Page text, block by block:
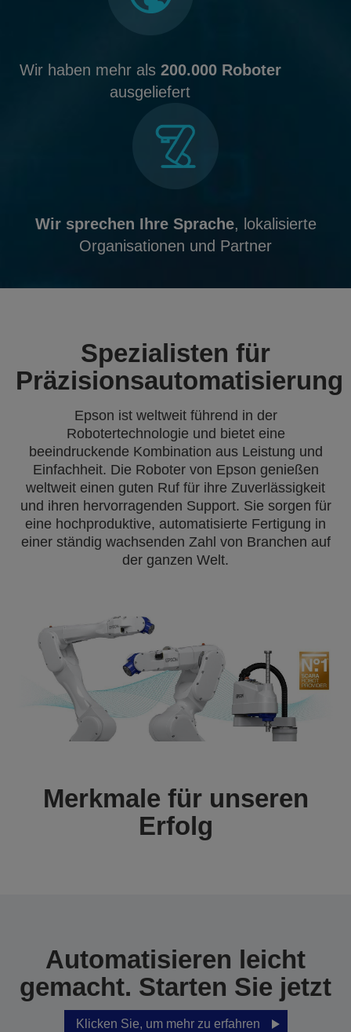
Wir haben mehr als 200.000 Roboter
ausgeliefert
Wir sprechen Ihre Sprache, lokalisierte
Organisationen und Partner
Spezialisten für
Präzisionsautomatisierung
Epson ist weltweit führend in der
Robotertechnologie und bietet eine
beeindruckende Kombination aus Leistung und
Einfachheit. Die Roboter von Epson genießen
weltweit einen guten Ruf für ihre Zuverlässigkeit
und ihren hervorragenden Support. Sie sorgen für
eine hochproduktive, automatisierte Fertigung in
einer ständig wachsenden Zahl von Branchen auf
der ganzen Welt.
Merkmale für unseren
Erfolg
Automatisieren leicht
gemacht. Starten Sie jetzt
Klicken Sie, um mehr zu erfahren